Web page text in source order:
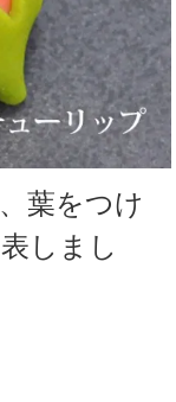
葉をつけ
しまし